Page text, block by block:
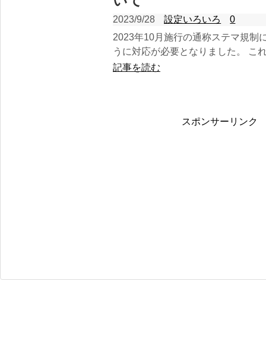
2023/9/28 設定いろいろ
0
2023年10月施行の通称ステマ規制
うに対応が必要となりました。 こ
記事を読む
スポンサーリンク